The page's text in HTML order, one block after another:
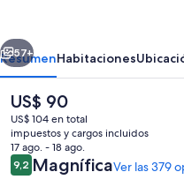
City
Xinzhuang
Siguiente
57+
ResumenHabitaciones
El
precio
actual
es
de
US$ 90
US$ 90
US$ 104 en total
impuestos y cargos incluidos
17 ago. - 18 ago.
Opiniones
9,29,2 de 10
MagníficaVer las 379